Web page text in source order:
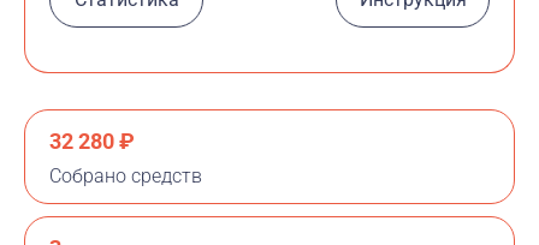
32 280 ₽
Собрано средств